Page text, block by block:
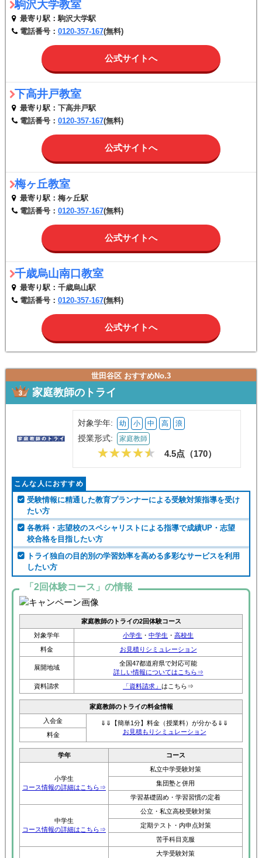
駒沢大学教室
最寄り駅：駒沢大学駅
電話番号： 0120-357-167(無料)
公式サイトへ
下高井戸教室
最寄り駅：下高井戸駅
電話番号： 0120-357-167(無料)
公式サイトへ
梅ヶ丘教室
最寄り駅：梅ヶ丘駅
電話番号： 0120-357-167(無料)
公式サイトへ
千歳烏山南口教室
最寄り駅：千歳烏山駅
電話番号： 0120-357-167(無料)
公式サイトへ
世田谷区 おすすめNo.3
家庭教師のトライ
対象学年: 幼 小 中 高 浪
授業形式: 家庭教師
4.5点（170）
こんな人におすすめ
受験情報に精通した教育プランナーによる受験対策指導を受け
たい方
各教科・志望校のスペシャリストによる指導で成績UP・志望
校合格を目指したい方
トライ独自の目的別の学習効率を高める多彩なサービスを利用
したい方
「2回体験コース」の情報
家庭教師のトライの2回体験コース
対象学年
小学生 ・ 中学生 ・ 高校生
料金
お見積りシミュレーション
展開地域
全国47都道府県で対応可能
詳しい情報についてはこちら⇒
資料請求
「資料請求」 はこちら⇒
家庭教師のトライの料金情報
入会金
⇓⇓【簡単1分】料金（授業料）が分かる⇓⇓
お見積もりシミュレーション
料金
学年 コース
小学生
コース情報の詳細はこちら⇒
私立中学受験対策
集団塾と併用
学習基礎固め・学習習慣の定着
中学生
コース情報の詳細はこちら⇒
公立・私立高校受験対策
定期テスト・内申点対策
苦手科目克服
大学受験対策